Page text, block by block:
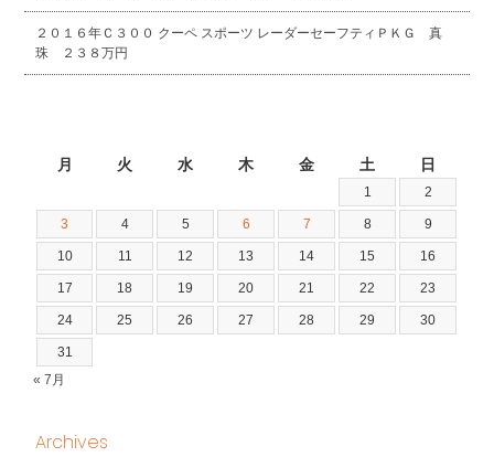
２０１６年Ｃ３００ クーペ スポーツ レーダーセーフティＰＫＧ 真
珠 ２３８万円
月 火 水 木 金 土 日
1 2
3 4 5 6 7 8 9
10 11 12 13 14 15 16
17 18 19 20 21 22 23
24 25 26 27 28 29 30
31
« 7月
Archives